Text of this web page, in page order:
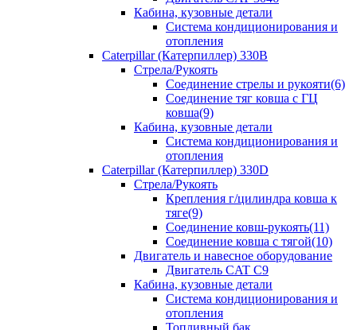
Кабина, кузовные детали
Система кондиционирования и
отопления
Caterpillar (Катерпиллер) 330B
Стрела/Рукоять
Соединение стрелы и рукояти(6)
Соединение тяг ковша с ГЦ
ковша(9)
Кабина, кузовные детали
Система кондиционирования и
отопления
Caterpillar (Катерпиллер) 330D
Стрела/Рукоять
Крепления г/цилиндра ковша к
тяге(9)
Соединение ковш-рукоять(11)
Соединение ковша с тягой(10)
Двигатель и навесное оборудование
Двигатель CAT C9
Кабина, кузовные детали
Система кондиционирования и
отопления
Топливный бак